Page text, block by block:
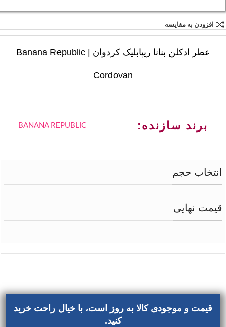
افزودن به مقایسه
عطر ادکلن بنانا ریپابلیک کردوان | Banana Republic
Cordovan
برند سازنده: BANANA REPUBLIC
انتخاب حجم
قیمت نهایی
قیمت و موجودی کالا به روز است، با خیال راحت خرید
کنید.